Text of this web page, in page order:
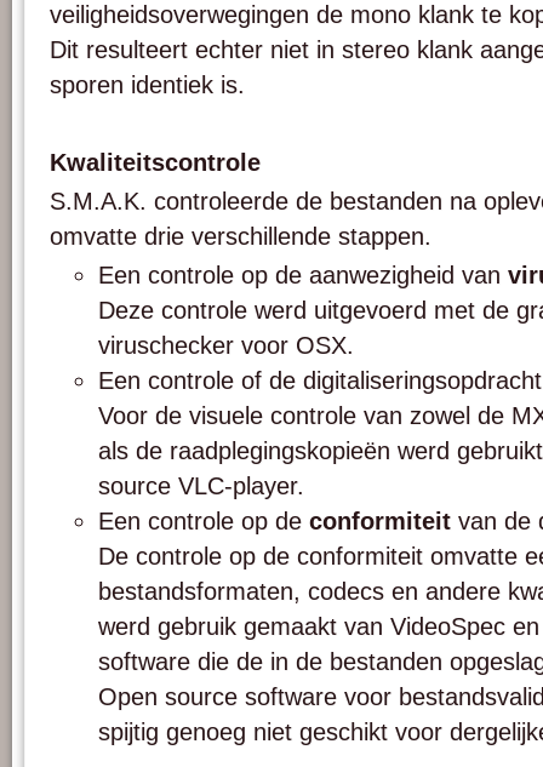
veiligheidsoverwegingen de mono klank te
Dit resulteert echter niet in stereo klank
sporen identiek is.
Kwaliteitscontrole
S.M.A.K. controleerde de bestanden na
omvatte drie verschillende stappen.
Een controle op de aanwezigheid van
Deze controle werd uitgevoerd met de
viruschecker voor OSX.
Een controle of de
Voor de visuele controle van zowel de
als de raadplegingskopieën werd
source VLC-player.
Een controle op de conformiteit van de
De controle op de conformiteit omvatte
bestandsformaten, codecs en andere
werd gebruik gemaakt van VideoSpec
software die de in de bestanden
Open source software voor
spijtig genoeg niet geschikt voor